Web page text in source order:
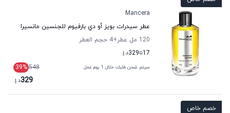
Mancera
عطر سيدرات بويز أو دي بارفيوم للجنسين مانسيرا
120 مل عطر
+4
حجم العطر
17تا329د.إ.
سيتم شحن طلبك خلال 1 يوم عمل 548
39%
329د.إ.
خصم خاص